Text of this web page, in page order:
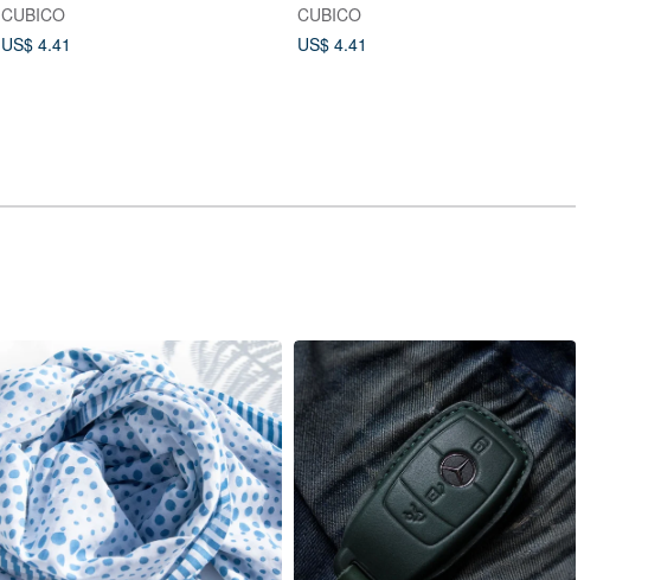
CUBICO
US$ 4.41
CUBICO
US$ 4.41